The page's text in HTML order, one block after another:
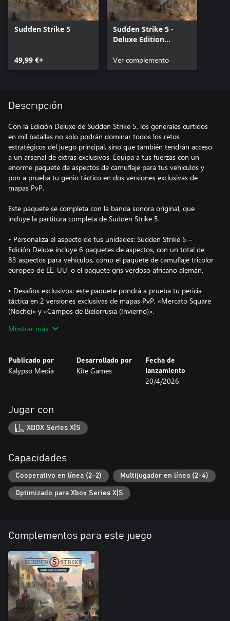
Sudden Strike 5
49,99 €+
Sudden Strike 5 -
Deluxe Edition
Ver complemento
Descripción
Con la Edición Deluxe de Sudden Strike 5, los generales curtidos
en mil batallas no solo podrán dominar todos los retos
estratégicos del juego principal, sino que también tendrán acceso
a un arsenal de extras exclusivos. Equipa a tus fuerzas con un
enorme paquete de aspectos de camuflaje para tus vehículos y
pon a prueba tu genio táctico en dos versiones exclusivas de
mapas PvP.
Este paquete se completa con la banda sonora original, que
incluye la partitura completa de Sudden Strike 5.
• Personaliza el aspecto de tus unidades: Sudden Strike 5 –
Edición Deluxe incluye 6 paquetes de aspectos, con un total de
83 aspectos para vehículos, como el paquete de camuflaje tricolor
europeo de EE. UU. o el paquete gris verdoso africano alemán.
• Desafíos exclusivos: este paquete pondrá a prueba tu pericia
táctica en 2 versiones exclusivas de mapas PvP, «Mercato Square
(Noche)» y «Campos de Bielorrusia (Invierno)».
• Táctica épica: la banda sonora original está disponible como
del tema principal realizada por East Connection Music Recording
con la Budapest Art Orchestra.
Mostrar más
Publicado por
Kalypso Media
Desarrollado por
Kite Games
Fecha de
lanzamiento
20/4/2026
Jugar con
XBOX Series X|S
Capacidades
Cooperativo en línea (2-2) Multijugador en línea (2-4)
Optimizado para Xbox Series X|S
Complementos para este juego